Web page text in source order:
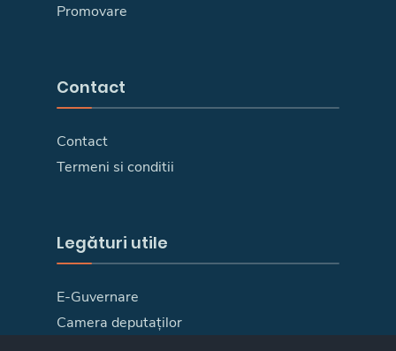
Promovare
Contact
Contact
Termeni si conditii
Legături utile
E-Guvernare
Camera deputaților